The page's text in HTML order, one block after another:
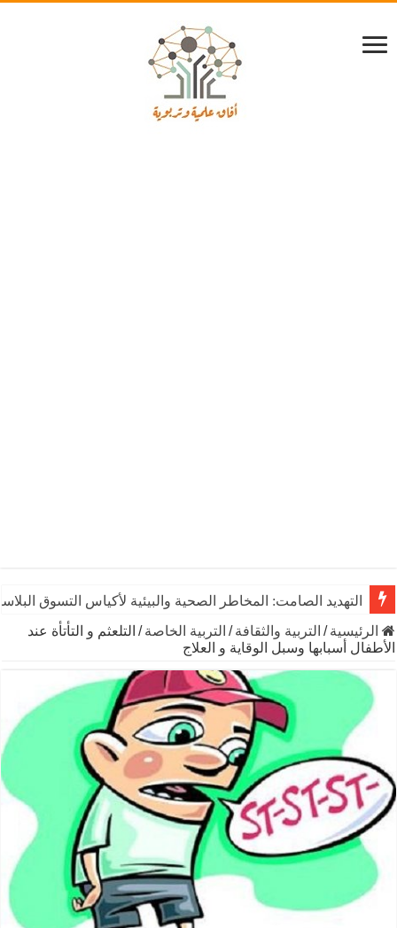
التهديد الصامت: المخاطر الصحية والبيئية لأكياس التسوق
الرئيسية / التربية والثقافة / التربية الخاصة / التلعثم و التأتأة عند
الأطفال أسبابها وسبل الوقاية و العلاج